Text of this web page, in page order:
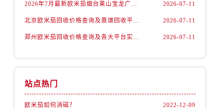
辽宁省沈阳市沈河区中街路137号亨得利名表维修授权店1楼欧米茄售后服务中心（需提前预约）
河北省保定市竞秀区朝阳北大街北国先天下欧米茄售后服务中心（需提前预约）
2026年7月最新欧米茄烟台莱山宝龙广场维修保养服务电话 2026-07-11
北京欧米茄回收价格查询及靠谱回收平台实测排行（2026年7月最新数据） 2026-07-11
郑州欧米茄回收价格查询及各大平台实测排行(2026年7月最新数据) 2026-07-11
站点热门
欧米茄如何消磁？ 2022-12-09